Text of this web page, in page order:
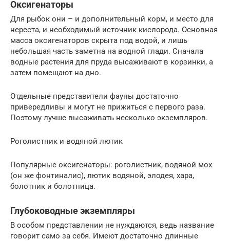
Оксигенаторы
Для рыбок они – и дополнительный корм, и место для
нереста, и необходимый источник кислорода. Основная
масса оксигенаторов скрыта под водой, и лишь
небольшая часть заметна на водной глади. Сначала
водные растения для пруда высаживают в корзинки, а
затем помещают на дно.
Отдельные представители фауны достаточно
привередливы и могут не прижиться с первого раза.
Поэтому лучше высаживать несколько экземпляров.
Роголистник и водяной лютик
Популярные оксигенаторы: роголистник, водяной мох
(он же фонтиналис), лютик водяной, элодея, хара,
болотник и болотница.
Глубоководные экземпляры
В особом представлении не нуждаются, ведь название
говорит само за себя. Имеют достаточно длинные